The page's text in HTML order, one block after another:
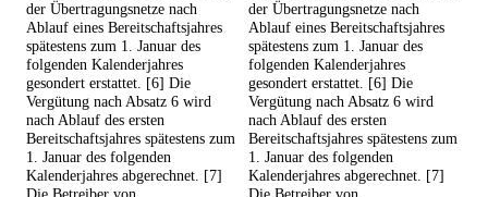
der Übertragungsnetze nach
Ablauf eines Bereitschaftsjahres
spätestens zum 1. Januar des
folgenden Kalenderjahres
gesondert erstattet. [6] Die
Vergütung nach Absatz 6 wird
nach Ablauf des ersten
Bereitschaftsjahres spätestens zum
1. Januar des folgenden
Kalenderjahres abgerechnet. [7]
der Übertragungsnetze nach
Ablauf eines Bereitschaftsjahres
spätestens zum 1. Januar des
folgenden Kalenderjahres
gesondert erstattet. [6] Die
Vergütung nach Absatz 6 wird
nach Ablauf des ersten
Bereitschaftsjahres spätestens zum
1. Januar des folgenden
Kalenderjahres abgerechnet. [7]